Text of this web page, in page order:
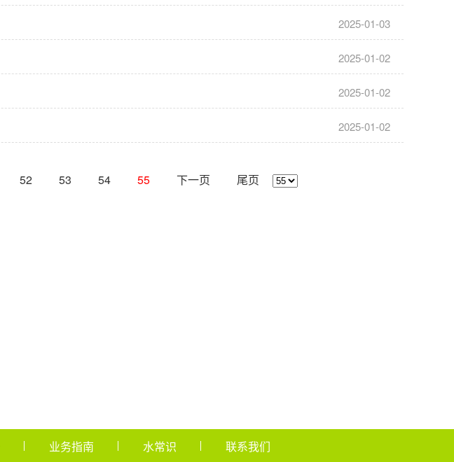
2025-01-03
2025-01-02
2025-01-02
2025-01-02
52 53 54 55 下一页 尾页
业务指南 水常识 联系我们